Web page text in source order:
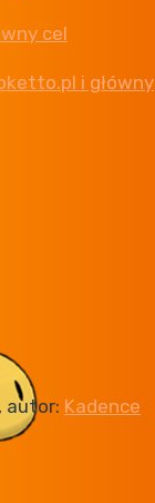
cel
i główny
autor: Kadence